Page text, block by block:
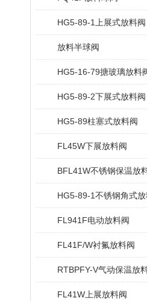
HG5-89-1上展式放料阀
放料半球阀
HG5-16-79搪玻璃放料
HG5-89-2下展式放料阀
HG5-89柱塞式放料阀
FL45W下展放料阀
BFL41W不锈钢保温放
HG5-89-1不锈钢角式放
FL941F电动放料阀
FL41F/W衬氟放料阀
RTBPFY-V气动保温放
FL41W上展放料阀